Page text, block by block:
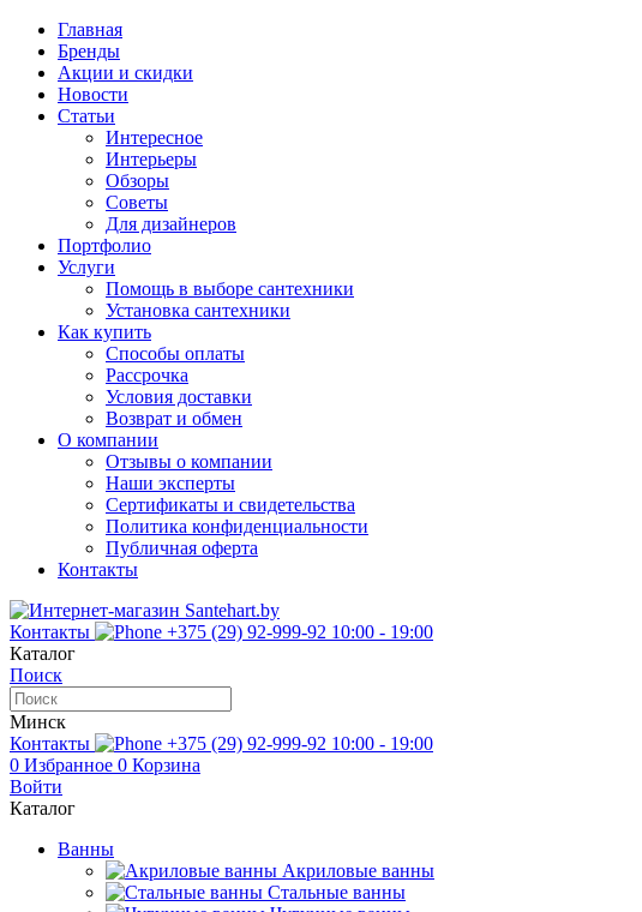
Главная
Бренды
Акции и скидки
Новости
Статьи
Интересное
Интерьеры
Обзоры
Советы
Для дизайнеров
Портфолио
Услуги
Помощь в выборе сантехники
Установка сантехники
Как купить
Способы оплаты
Рассрочка
Условия доставки
Возврат и обмен
О компании
Отзывы о компании
Наши эксперты
Сертификаты и свидетельства
Политика конфиденциальности
Публичная оферта
Контакты
Контакты +375 (29) 92-999-92 10:00 - 19:00
Каталог
Поиск
Минск
Контакты
+375 (29) 92-999-92 10:00 - 19:00
0 Избранное 0 Корзина
Войти
Каталог
Ванны
Акриловые ванны
Стальные ванны